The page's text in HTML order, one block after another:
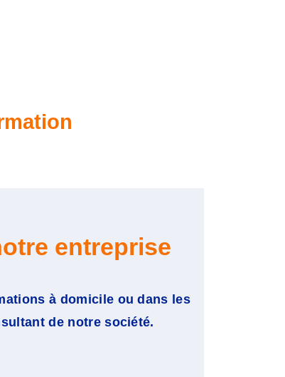
entreprise
à domicile ou dans les
de notre société.